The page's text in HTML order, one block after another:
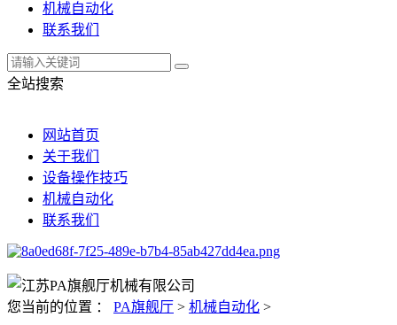
机械自动化
联系我们
全站搜索
网站首页
关于我们
设备操作技巧
机械自动化
联系我们
您当前的位置 ： PA旗舰厅 > 机械自动化 >